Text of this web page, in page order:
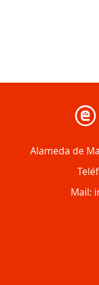
Alameda de
Mail: